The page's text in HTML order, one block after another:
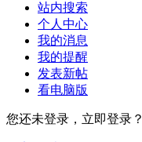
站内搜索
个人中心
我的消息
我的提醒
发表新帖
看电脑版
您还未登录，立即登录？